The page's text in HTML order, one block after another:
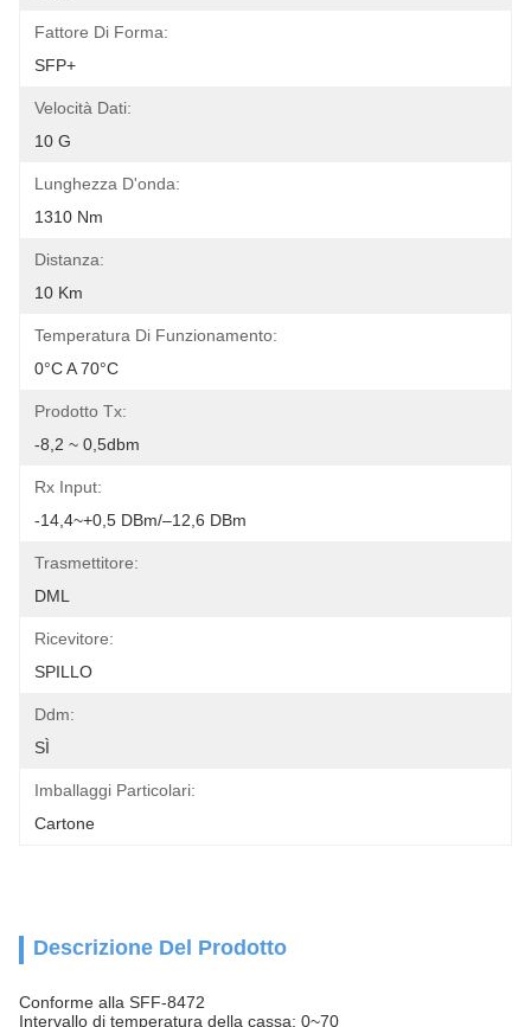
Fattore Di Forma:
SFP+
Velocità Dati:
10 G
Lunghezza D'onda:
1310 Nm
Distanza:
10 Km
Temperatura Di Funzionamento:
0°C A 70°C
Prodotto Tx:
-8,2 ~ 0,5dbm
Rx Input:
-14,4~+0,5 DBm/–12,6 DBm
Trasmettitore:
DML
Ricevitore:
SPILLO
Ddm:
SÌ
Imballaggi Particolari:
Cartone
Descrizione Del Prodotto
Conforme alla SFF-8472
Intervallo di temperatura della cassa: 0~70